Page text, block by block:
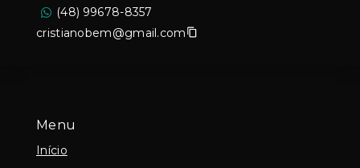
Menu
Início
(48) 99678-8357
cristianobem@gmail.com